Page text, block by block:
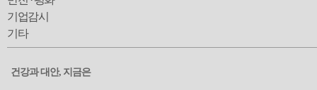
기업감시
기타
건강과 대안, 지금은